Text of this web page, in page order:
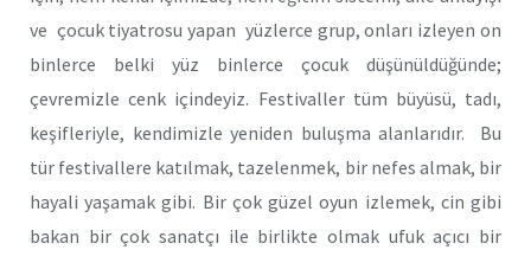
ve çocuk tiyatrosu yapan yüzlerce grup, onları izleyen on
binlerce belki yüz binlerce çocuk düşünüldüğünde;
çevremizle cenk içindeyiz. Festivaller tüm büyüsü, tadı,
keşifleriyle, kendimizle yeniden buluşma alanlarıdır. Bu
tür festivallere katılmak, tazelenmek, bir nefes almak, bir
hayali yaşamak gibi. Bir çok güzel oyun izlemek, cin gibi
bakan bir çok sanatçı ile birlikte olmak ufuk açıcı bir